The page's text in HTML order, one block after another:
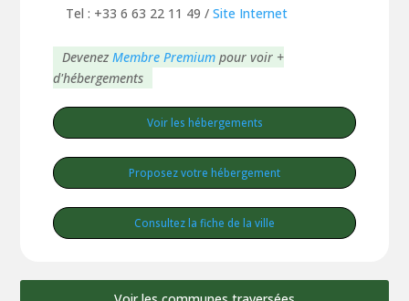
Tel : +33 6 63 22 11 49 / Site Internet
Devenez Membre Premiumpour voir +
d'hébergements
Voir les hébergements
Proposez votre hébergement
Consultez la fiche de la ville